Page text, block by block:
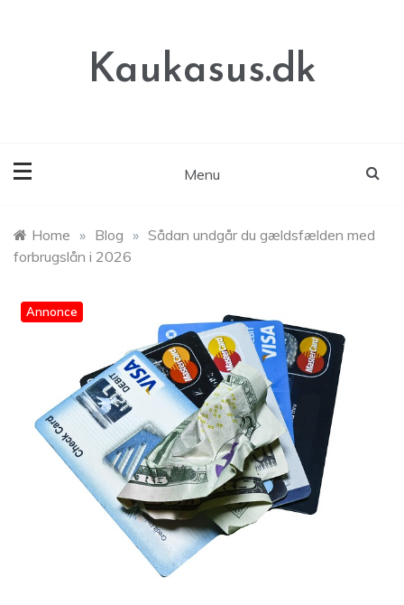
Kaukasus.dk
Menu
Home » Blog » Sådan undgår du gældsfælden med
forbrugslån i 2026
Annonce